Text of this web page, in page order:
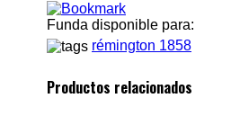
Funda disponible para:
rémington 1858
Productos relacionados